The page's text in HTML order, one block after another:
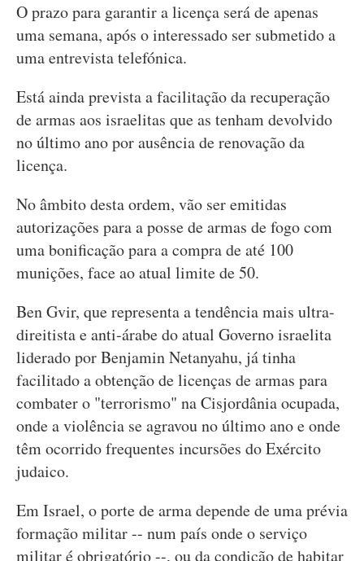
O prazo para garantir a licença será de apenas
uma semana, após o interessado ser submetido a
uma entrevista telefónica.
Está ainda prevista a facilitação da recuperação
de armas aos israelitas que as tenham devolvido
no último ano por ausência de renovação da
licença.
No âmbito desta ordem, vão ser emitidas
autorizações para a posse de armas de fogo com
uma bonificação para a compra de até 100
munições, face ao atual limite de 50.
Ben Gvir, que representa a tendência mais ultra-
direitista e anti-árabe do atual Governo israelita
liderado por Benjamin Netanyahu, já tinha
facilitado a obtenção de licenças de armas para
combater o "terrorismo" na Cisjordânia ocupada,
onde a violência se agravou no último ano e onde
têm ocorrido frequentes incursões do Exército
judaico.
Em Israel, o porte de arma depende de uma prévia
formação militar -- num país onde o serviço
militar é obrigatório --, ou da condição de habitar